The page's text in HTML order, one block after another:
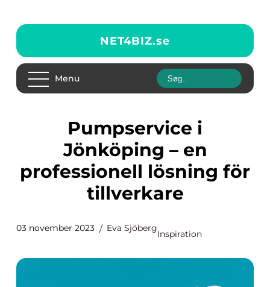
NET4BIZ.se
Menu
Pumpservice i
Jönköping – en
professionell lösning för
tillverkare
03 november 2023 Eva Sjöberg
Inspiration